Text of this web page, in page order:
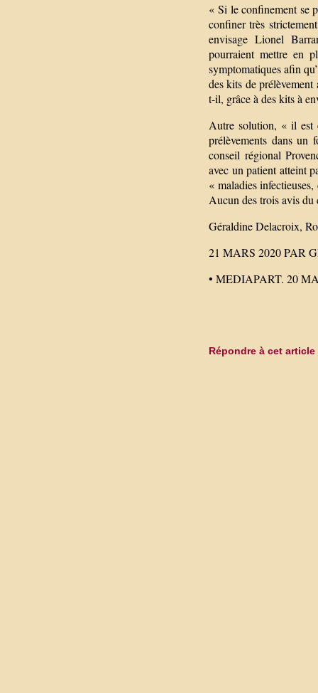
« Si le confinement se
confiner très
envisage Lionel
pourraient mettre en
symptomatiques afin
des kits de
t-il, grâce à des kits à
Autre solution, « il est
prélèvements dans un
conseil régional
avec un patient atteint
« maladies
Aucun des trois avis
Géraldine Delacroix,
21 MARS 2020 PAR
• MEDIAPART. 20
Répondre à cet article